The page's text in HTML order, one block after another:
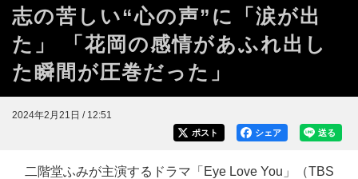
志の苦しい“心の声”に「涙が出
た」 「花岡の感情があふれ出し
た瞬間が圧巻だった」
2024年2月21日 / 12:51
送る
シェア
ポスト
二階堂ふみが主演するドラマ「Eye Love You」（TBS